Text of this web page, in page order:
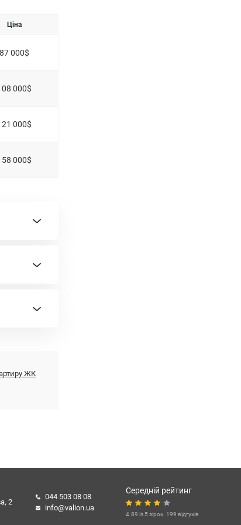
Ціна
87 000$
000$
000$
000$
ЖК
2
044 503 08 08
info@valion.ua
Середній рейтинг
4.89 із 5 зірок. 199 відгуків